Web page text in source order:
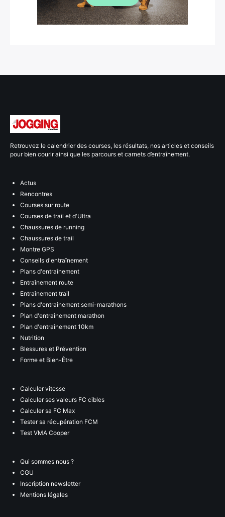
Retrouvez le calendrier des courses, les résultats, nos articles et conseils
pour bien courir ainsi que les parcours et carnets d’entraînement.
Actus
Rencontres
Courses sur route
Courses de trail et d'Ultra
Chaussures de running
Chaussures de trail
Montre GPS
Conseils d'entraînement
Plans d'entraînement
Entraînement route
Entraînement trail
Plans d'entraînement semi-marathons
Plan d'entraînement marathon
Plan d'entraînement 10km
Nutrition
Blessures et Prévention
Forme et Bien-Être
Calculer vitesse
Calculer ses valeurs FC cibles
Calculer sa FC Max
Tester sa récupération FCM
Test VMA Cooper
Qui sommes nous ?
CGU
Inscription newsletter
Mentions légales